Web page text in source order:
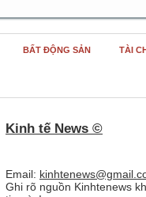
BẤT ĐỘNG SẢN TÀI
Kinh tế News ©
Email:
Ghi rõ nguồn Kinhtenews